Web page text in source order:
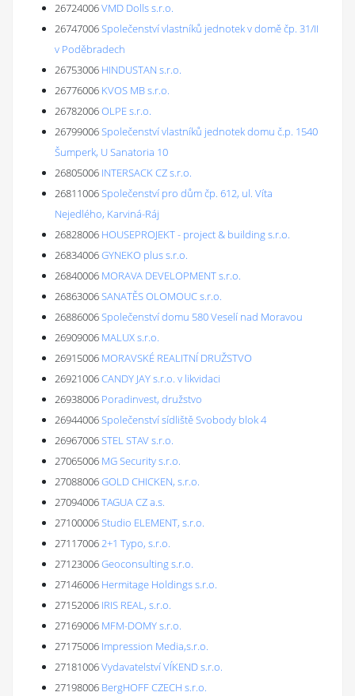
26724006VMD Dolls s.r.o.
26747006Společenství vlastníků jednotek v domě čp. 31/II
v Poděbradech
26753006 HINDUSTAN s.r.o.
26776006 KVOS MB s.r.o.
26782006OLPE s.r.o.
26799006Společenství vlastníků jednotek domu č.p. 1540
Šumperk, U Sanatoria 10
26805006 INTERSACK CZ s.r.o.
26811006Společenství pro dům čp. 612, ul. Víta
Nejedlého, Karviná-Ráj
26828006 HOUSEPROJEKT - project & building s.r.o.
26834006GYNEKO plus s.r.o.
26840006 MORAVA DEVELOPMENT s.r.o.
26863006SANATĚS OLOMOUC s.r.o.
26886006Společenství domu 580 Veselí nad Moravou
26909006 MALUX s.r.o.
26915006 MORAVSKÉ REALITNÍ DRUŽSTVO
26921006CANDY JAY s.r.o. v likvidaci
26938006 Poradinvest, družstvo
26944006Společenství sídliště Svobody blok 4
26967006STEL STAV s.r.o.
27065006 MG Security s.r.o.
27088006GOLD CHICKEN, s.r.o.
27094006TAGUA CZ a.s.
27100006Studio ELEMENT, s.r.o.
271170062+1 Typo, s.r.o.
27123006Geoconsulting s.r.o.
27146006 Hermitage Holdings s.r.o.
27152006 IRIS REAL, s.r.o.
27169006 MFM-DOMY s.r.o.
27175006 Impression Media,s.r.o.
27181006Vydavatelství VÍKEND s.r.o.
27198006 BergHOFF CZECH s.r.o.